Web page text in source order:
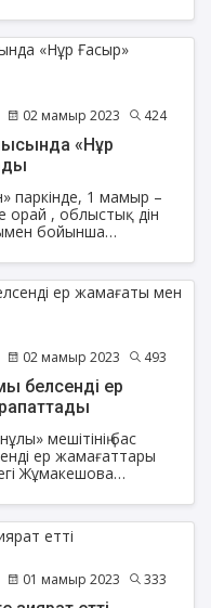
02 мамыр 2023 424
«Нұр
паркінде, 1 мамыр –
орай , облыстық дін
бойынша
атты спорттық іс
02 мамыр 2023 493
белсенді ер
мешітінің бас
ер жамағаттары
Жұмакешова
бағалы
01 мамыр 2023 333